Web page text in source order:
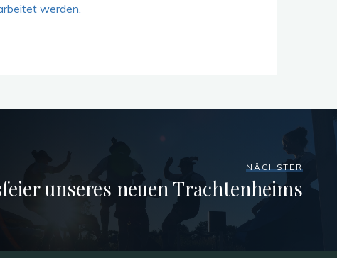
werden.
NÄCHSTER
unseres neuen Trachtenheims